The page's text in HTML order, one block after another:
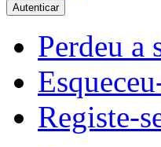
Autenticar
Perdeu a
Registe-